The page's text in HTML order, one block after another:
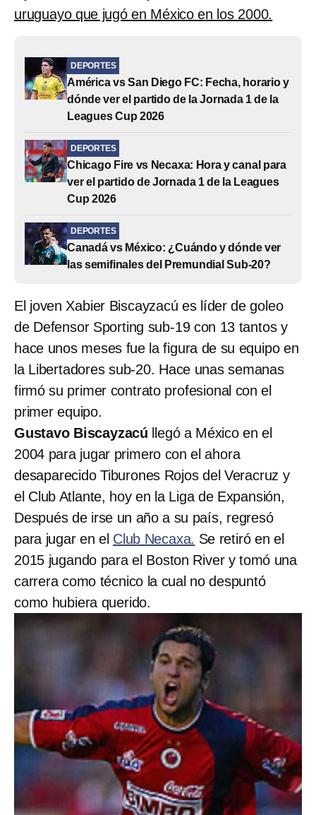
uruguayo que jugó en México en los 2000.
DEPORTES
América vs San Diego FC: Fecha, horario y
dónde ver el partido de la Jornada 1 de la
Leagues Cup 2026
DEPORTES
Chicago Fire vs Necaxa: Hora y canal para
ver el partido de Jornada 1 de la Leagues
Cup 2026
DEPORTES
Canadá vs México: ¿Cuándo y dónde ver
las semifinales del Premundial Sub-20?
El joven Xabier Biscayzacú es líder de goleo
de Defensor Sporting sub-19 con 13 tantos y
hace unos meses fue la figura de su equipo en
la Libertadores sub-20. Hace unas semanas
firmó su primer contrato profesional con el
primer equipo.
Gustavo Biscayzacú llegó a México en el
2004 para jugar primero con el ahora
desaparecido Tiburones Rojos del Veracruz y
el Club Atlante, hoy en la Liga de Expansión,
Después de irse un año a su país, regresó
para jugar en el Club Necaxa. Se retiró en el
2015 jugando para el Boston River y tomó una
carrera como técnico la cual no despuntó
como hubiera querido.